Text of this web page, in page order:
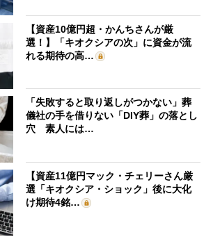
【資産10億円超・かんちさんが厳
選！】「キオクシアの次」に資金が流
れる期待の高…
「失敗すると取り返しがつかない」葬
儀社の手を借りない「DIY葬」の落とし
穴 素人には…
【資産11億円マック・チェリーさん厳
選「キオクシア・ショック」後に大化
け期待4銘…